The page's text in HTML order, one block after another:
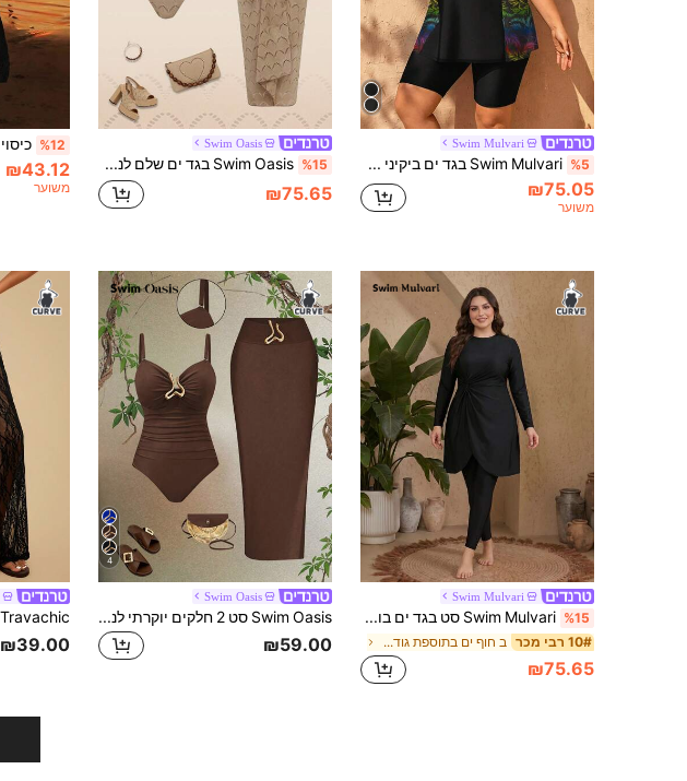
Swim Mulvari
%5 Swim Mulvari בגד ים ביקיני צנוע ומחטב לנשים במידה גדולה, 2 חלקים/סט, הדפס עלים אקראי שחור & לבן, פאטצ'וורק, צבע חלק, אופנתי לחופשה ויומיום, צווארון גבוה, מותניים גבוהות, שורטס ושרוול קצר
₪75.05
משוער
Swim Oasis
%15 Swim Oasis בגד ים שלם לנשים במידה גדולה, אביב/קיץ 2026, בד מיוחד, פרימיום, מינימליסטי
₪75.65
%12
₪43.12
משוער
Swim Mulvari
%15 Swim Mulvari סט בגד ים בורקיני לשחייה לנשים במידה גדולה, צבע אחיד, צווארון עגול, שרוול ארוך, חולצה ומכנסיים ארוכים, 2 חלקים, מתאים לחופשת קיץ ולחוף
10# רבי מכר ב חוף ים בתוספת גודל Burkinis
₪75.65
4
Swim Oasis
Swim Oasis סט 2 חלקים יוקרתי לנשים במידה גדולה Oasis, בגד ים שלם צבע קפה עם רצועות ספגטי, גב חשוף, גזרה צמודה, כולל חצאית סרונג רשת שחורה, לקיץ, חוף ים וחופשה
₪59.00
₪39.00